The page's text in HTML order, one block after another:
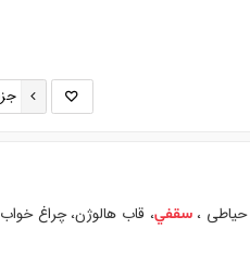
حیاطی ،سقفي، قاب هالوژن، چراغ